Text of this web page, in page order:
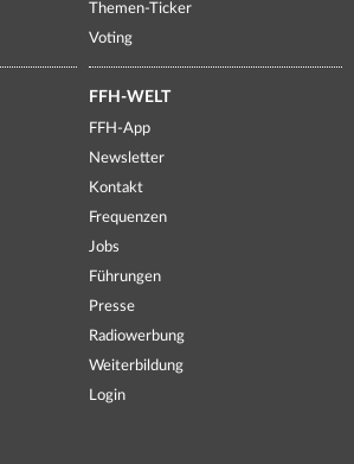
Themen-Ticker
Voting
FFH-WELT
FFH-App
Newsletter
Kontakt
Frequenzen
Jobs
Führungen
Presse
Radiowerbung
Weiterbildung
Login